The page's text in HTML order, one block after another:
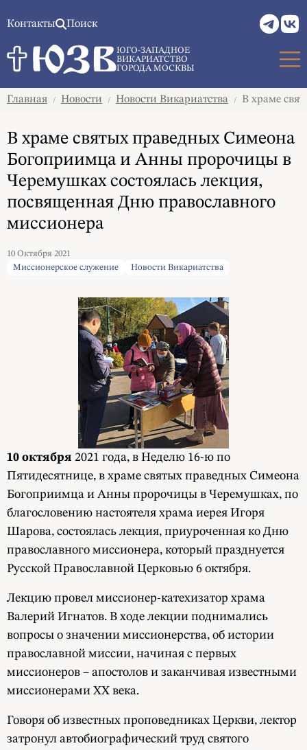
Контакты Поиск
ЮГО-ЗАПАДНОЕ
ВИКАРИАТСТВО
ГОРОДА МОСКВЫ
Главная / Новости / Новости Викариатства / В храме
В храме святых праведных Симеона
Богоприимца и Анны пророчицы в
Черемушках состоялась лекция,
посвященная Дню православного
миссионера
10 Октября 2021
Миссионерское служение
Новости Викариатства
10 октября 2021 года, в Неделю 16-ю по
Пятидесятнице, в храме святых праведных Симеона
Богоприимца и Анны пророчицы в Черемушках, по
благословению настоятеля храма иерея Игоря
Шарова, состоялась лекция, приуроченная ко Дню
православного миссионера, который празднуется
Русской Православной Церковью 6 октября.
Лекцию провел миссионер-катехизатор храма
Валерий Игнатов. В ходе лекции поднимались
вопросы о значении миссионерства, об истории
православной миссии, начиная с первых
миссионеров – апостолов и заканчивая известными
миссионерами XX века.
Говоря об известных проповедниках Церкви, лектор
затронул автобиографический труд святого